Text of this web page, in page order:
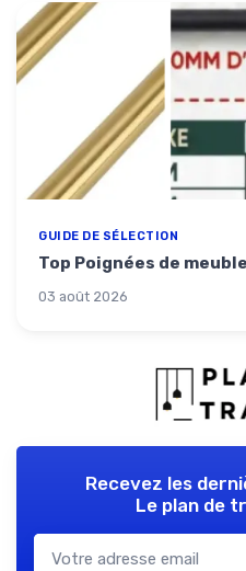
GUIDE DE SÉLECTION
Top Poignées de meuble
03 août 2026
Recevez les
Le plan de